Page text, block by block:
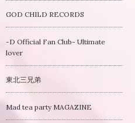
GOD CHILD RECORDS
-D Official Fan Club- Ultimate
lover
東北三兄弟
Mad tea party MAGAZINE